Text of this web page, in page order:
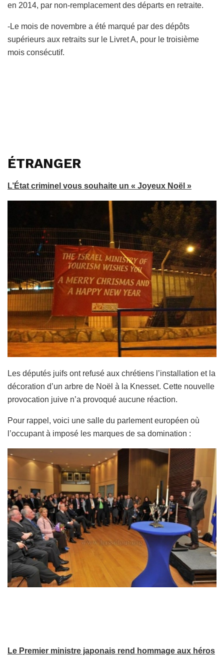
en 2014, par non-remplacement des départs en retraite.
-Le mois de novembre a été marqué par des dépôts
supérieurs aux retraits sur le Livret A, pour le troisième
mois consécutif.
ÉTRANGER
L’État criminel vous souhaite un « Joyeux Noël »
Les députés juifs ont refusé aux chrétiens l’installation et la
décoration d’un arbre de Noël à la Knesset. Cette nouvelle
provocation juive n’a provoqué aucune réaction.
Pour rappel, voici une salle du parlement européen où
l’occupant à imposé les marques de sa domination :
Le Premier ministre japonais rend hommage aux héros